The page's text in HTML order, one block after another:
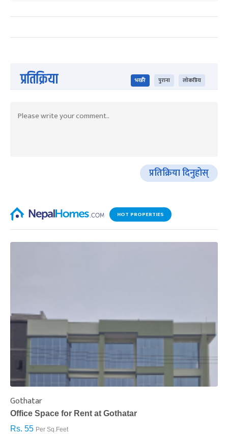
प्रतिक्रिया भर्खरै पुराना लोकप्रिय
प्रतिक्रिया दिनुहोस्
HOT PROPERTIES
Gothatar
Office Space for Rent at Gothatar
Rs. 55 Per Sq.Feet